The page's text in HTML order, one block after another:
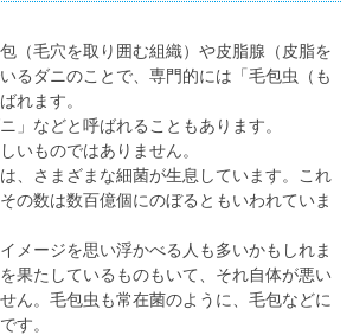
（毛穴を取り囲む組織）や皮脂腺（皮脂を
るダニのことで、専門的には「毛包虫（も
れます。
」などと呼ばれることもあります。
いものではありません。
、さまざまな細菌が生息しています。これ
の数は数百億個にのぼるともいわれていま
メージを思い浮かべる人も多いかもしれま
果たしているものもいて、それ自体が悪い
ん。毛包虫も常在菌のように、毛包などに
す。